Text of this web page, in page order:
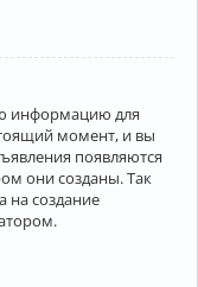
информацию для
момент, и вы
появляются
они созданы. Так
на создание